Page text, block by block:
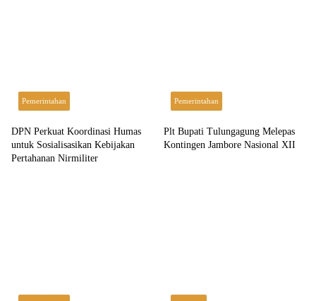
Pemerintahan
DPN Perkuat Koordinasi Humas
untuk Sosialisasikan Kebijakan
Pertahanan Nirmiliter
Pemerintahan
Plt Bupati Tulungagung Melepas
Kontingen Jambore Nasional XII